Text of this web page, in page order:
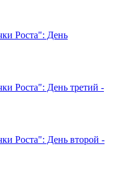
Роста": День
Роста": День третий -
Роста": День второй -